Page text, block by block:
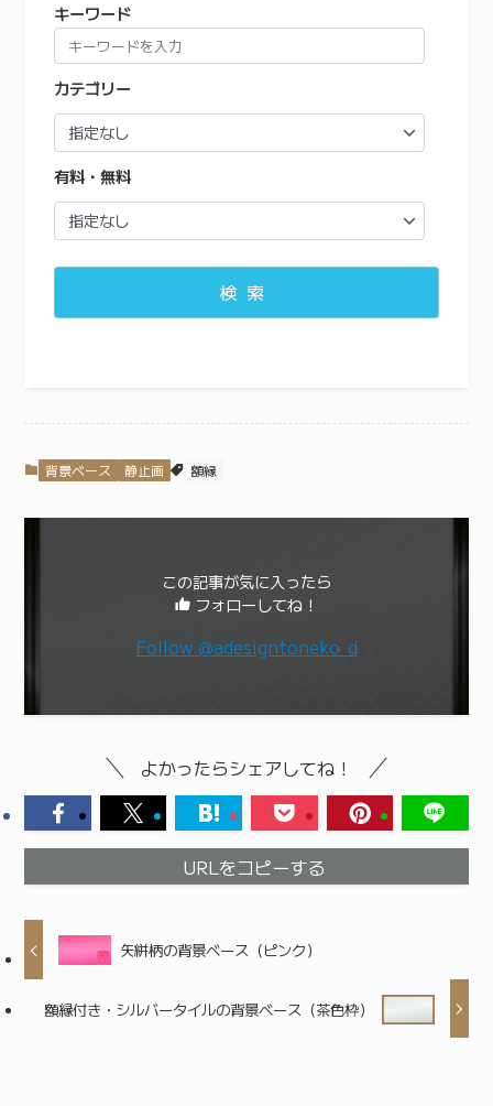
キーワード
カテゴリー
有料・無料
検索
背景ベース 静止画 額縁
この記事が気に入ったら
フォローしてね！
Follow @adesigntoneko_d
よかったらシェアしてね！
URLをコピーする
矢絣柄の背景ベース（ピンク）
額縁付き・シルバータイルの背景ベース（茶色枠）